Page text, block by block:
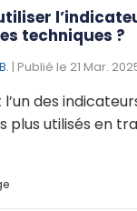
techniques ?
| Publié le 21 Mar.
l’un des
plus utilisés en